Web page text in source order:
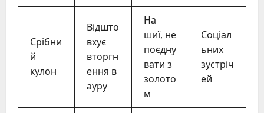
Срібни
й
кулон
Відшто
вхує
вторгн
ення в
ауру
На
шиї, не
поєдну
вати з
золото
м
Соціал
ьних
зустріч
ей